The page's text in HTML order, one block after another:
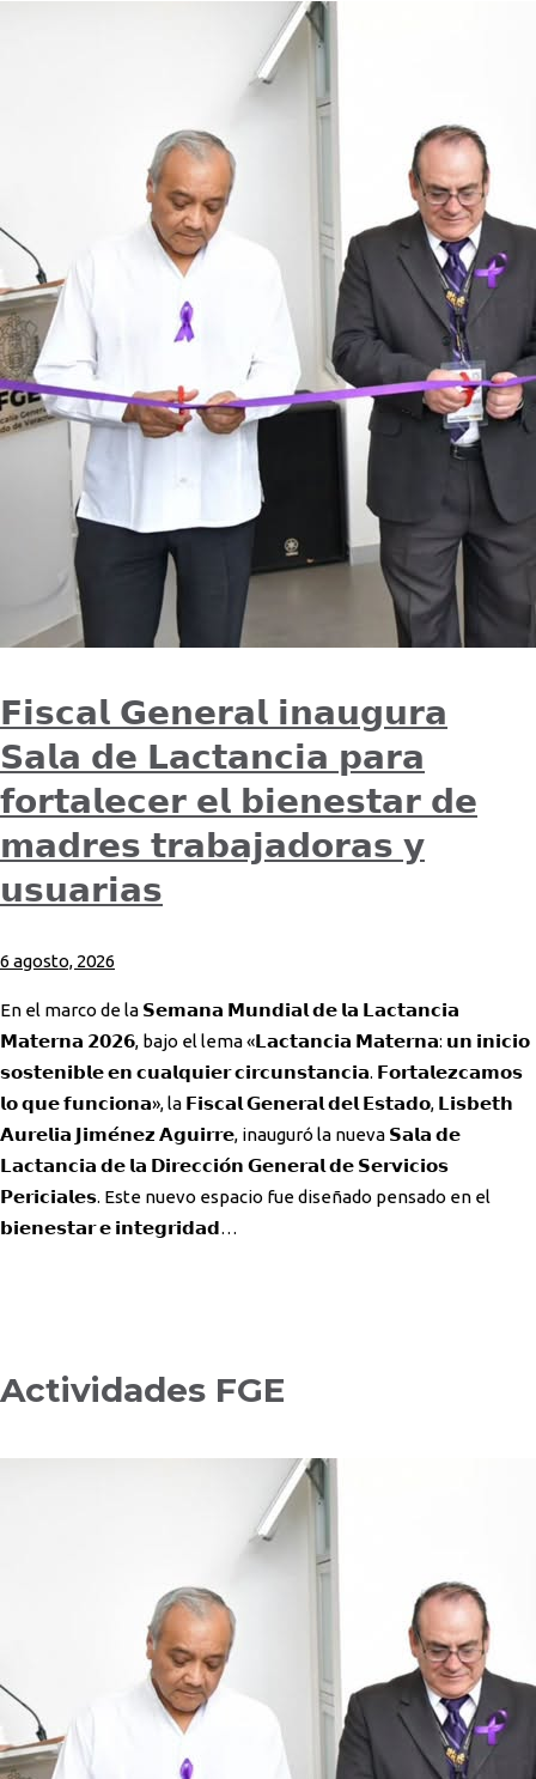
𝗙𝗶𝘀𝗰𝗮𝗹 𝗚𝗲𝗻𝗲𝗿𝗮𝗹 𝗶𝗻𝗮𝘂𝗴𝘂𝗿𝗮
𝗦𝗮𝗹𝗮 𝗱𝗲 𝗟𝗮𝗰𝘁𝗮𝗻𝗰𝗶𝗮 𝗽𝗮𝗿𝗮
𝗳𝗼𝗿𝘁𝗮𝗹𝗲𝗰𝗲𝗿 𝗲𝗹 𝗯𝗶𝗲𝗻𝗲𝘀𝘁𝗮𝗿 𝗱𝗲
𝗺𝗮𝗱𝗿𝗲𝘀 𝘁𝗿𝗮𝗯𝗮𝗷𝗮𝗱𝗼𝗿𝗮𝘀 𝘆
𝘂𝘀𝘂𝗮𝗿𝗶𝗮𝘀
6 agosto, 2026
En el marco de la 𝗦𝗲𝗺𝗮𝗻𝗮 𝗠𝘂𝗻𝗱𝗶𝗮𝗹 𝗱𝗲 𝗹𝗮 𝗟𝗮𝗰𝘁𝗮𝗻𝗰𝗶𝗮
𝗠𝗮𝘁𝗲𝗿𝗻𝗮 𝟮𝟬𝟮𝟲, bajo el lema «𝗟𝗮𝗰𝘁𝗮𝗻𝗰𝗶𝗮 𝗠𝗮𝘁𝗲𝗿𝗻𝗮: 𝘂𝗻 𝗶𝗻𝗶𝗰𝗶𝗼
𝘀𝗼𝘀𝘁𝗲𝗻𝗶𝗯𝗹𝗲 𝗲𝗻 𝗰𝘂𝗮𝗹𝗾𝘂𝗶𝗲𝗿 𝗰𝗶𝗿𝗰𝘂𝗻𝘀𝘁𝗮𝗻𝗰𝗶𝗮. 𝗙𝗼𝗿𝘁𝗮𝗹𝗲𝘇𝗰𝗮𝗺𝗼𝘀
𝗹𝗼 𝗾𝘂𝗲 𝗳𝘂𝗻𝗰𝗶𝗼𝗻𝗮», la 𝗙𝗶𝘀𝗰𝗮𝗹 𝗚𝗲𝗻𝗲𝗿𝗮𝗹 𝗱𝗲𝗹 𝗘𝘀𝘁𝗮𝗱𝗼, 𝗟𝗶𝘀𝗯𝗲𝘁𝗵
𝗔𝘂𝗿𝗲𝗹𝗶𝗮 𝗝𝗶𝗺𝗲́𝗻𝗲𝘇 𝗔𝗴𝘂𝗶𝗿𝗿𝗲, inauguró la nueva 𝗦𝗮𝗹𝗮 𝗱𝗲
𝗟𝗮𝗰𝘁𝗮𝗻𝗰𝗶𝗮 𝗱𝗲 𝗹𝗮 𝗗𝗶𝗿𝗲𝗰𝗰𝗶𝗼́𝗻 𝗚𝗲𝗻𝗲𝗿𝗮𝗹 𝗱𝗲 𝗦𝗲𝗿𝘃𝗶𝗰𝗶𝗼𝘀
𝗣𝗲𝗿𝗶𝗰𝗶𝗮𝗹𝗲𝘀. Este nuevo espacio fue diseñado pensado en el
𝗯𝗶𝗲𝗻𝗲𝘀𝘁𝗮𝗿 𝗲 𝗶𝗻𝘁𝗲𝗴𝗿𝗶𝗱𝗮𝗱…
Actividades FGE